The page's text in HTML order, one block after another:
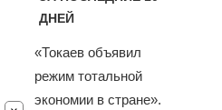
ДНЕЙ
«Токаев объявил
режим тотальной
экономии в стране».